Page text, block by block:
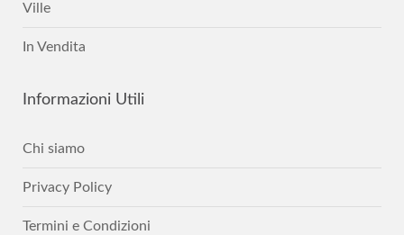
Ville
In Vendita
Informazioni Utili
Chi siamo
Privacy Policy
Termini e Condizioni